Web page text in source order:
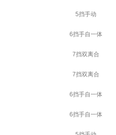
5挡手动
6挡手自一体
7挡双离合
7挡双离合
6挡手自一体
6挡手自一体